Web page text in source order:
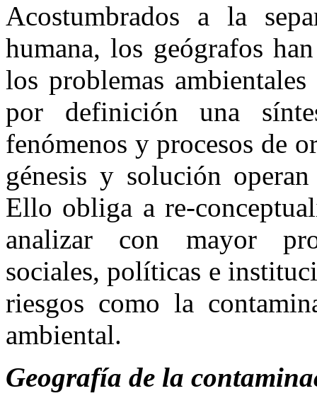
Acostumbrados a la
humana, los geógrafos
los problemas
por definición una
fenómenos y procesos de
génesis y solución
Ello obliga a re-
analizar con mayor
sociales, políticas e
riesgos como la
ambiental.
Geografía de la